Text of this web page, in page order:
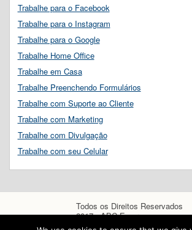
Trabalhe para o Facebook
Trabalhe para o Instagram
Trabalhe para o Google
Trabalhe Home Office
Trabalhe em Casa
Trabalhe Preenchendo Formulários
Trabalhe com Suporte ao Cliente
Trabalhe com Marketing
Trabalhe com Divulgação
Trabalhe com seu Celular
Todos os Direitos Reservados
2017 - ABC Empregos